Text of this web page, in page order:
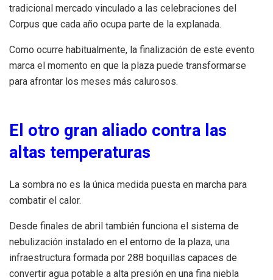
tradicional mercado vinculado a las celebraciones del
Corpus que cada año ocupa parte de la explanada.
Como ocurre habitualmente, la finalización de este evento
marca el momento en que la plaza puede transformarse
para afrontar los meses más calurosos.
El otro gran aliado contra las
altas temperaturas
La sombra no es la única medida puesta en marcha para
combatir el calor.
Desde finales de abril también funciona el sistema de
nebulización instalado en el entorno de la plaza, una
infraestructura formada por 288 boquillas capaces de
convertir agua potable a alta presión en una fina niebla